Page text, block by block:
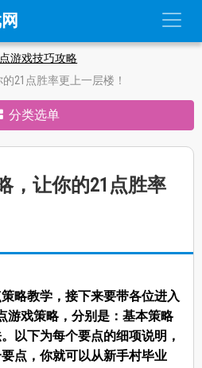
游戏技巧攻略
21点胜率更上一层楼！
分类选单
略教学，接下来要带各位进入
游戏策略，分别是：基本策略
以下为每个要点的细项说明，
点，你就可以从新手村毕业